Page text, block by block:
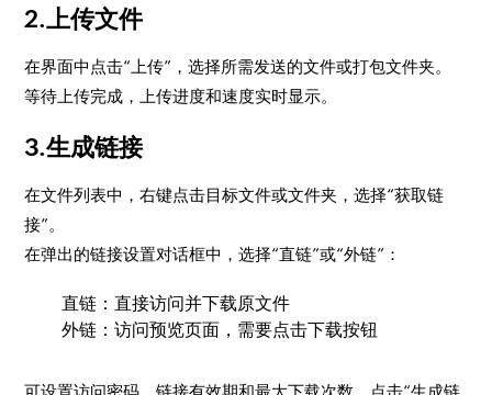
2.上传文件
在界面中点击“上传”，选择所需发送的文件或打包文件夹。
等待上传完成，上传进度和速度实时显示。
3.生成链接
在文件列表中，右键点击目标文件或文件夹，选择“获取链
接”。
在弹出的链接设置对话框中，选择“直链”或“外链”：
直链：直接访问并下载原文件
外链：访问预览页面，需要点击下载按钮
可设置访问密码、链接有效期和最大下载次数，点击“生成链